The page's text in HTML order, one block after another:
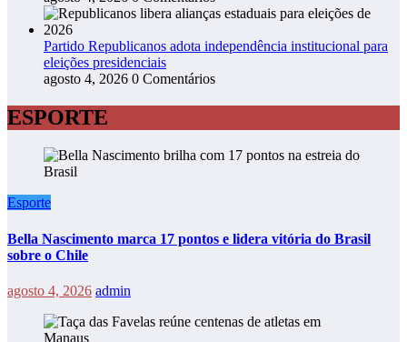
Partido Republicanos adota independência institucional para
eleições presidenciais
agosto 4, 2026 0 Comentários
ESPORTE
Esporte
Bella Nascimento marca 17 pontos e lidera vitória do Brasil
sobre o Chile
agosto 4, 2026 admin